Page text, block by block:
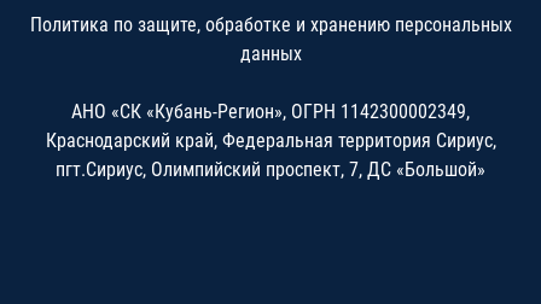
Политика по защите, обработке и хранению персональных
данных
АНО «СК «Кубань-Регион», ОГРН 1142300002349,
Краснодарский край, Федеральная территория Сириус,
пгт.Сириус, Олимпийский проспект, 7, ДС «Большой»